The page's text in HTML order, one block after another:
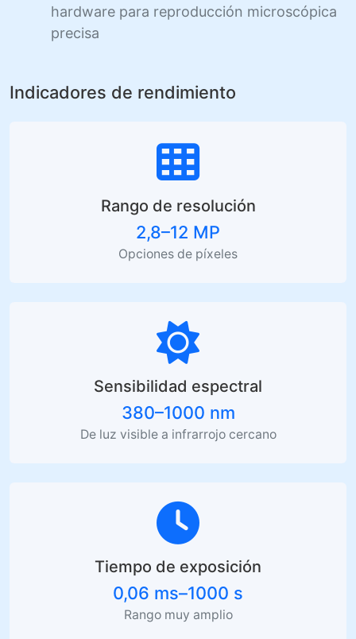
hardware para reproducción microscópica
precisa
Indicadores de rendimiento
Rango de resolución
2,8–12 MP
Opciones de píxeles
Sensibilidad espectral
380–1000 nm
De luz visible a infrarrojo cercano
Tiempo de exposición
0,06 ms–1000 s
Rango muy amplio